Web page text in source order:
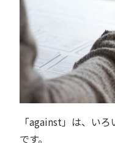
「against」は、い
です。